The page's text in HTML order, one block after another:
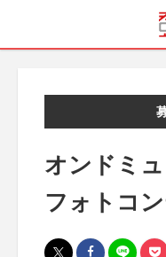
オンドミ
フォトコ